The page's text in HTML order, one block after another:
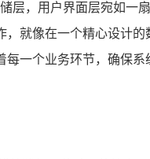
，用户界面层宛如一
就像在一个精心设计
一个业务环节，确保